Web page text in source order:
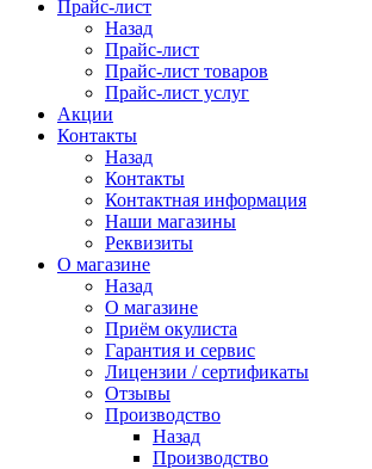
Прайс-лист
Назад
Прайс-лист
Прайс-лист товаров
Прайс-лист услуг
Акции
Контакты
Назад
Контакты
Контактная информация
Наши магазины
Реквизиты
О магазине
Назад
О магазине
Приём окулиста
Гарантия и сервис
Лицензии / сертификаты
Отзывы
Производство
Назад
Производство